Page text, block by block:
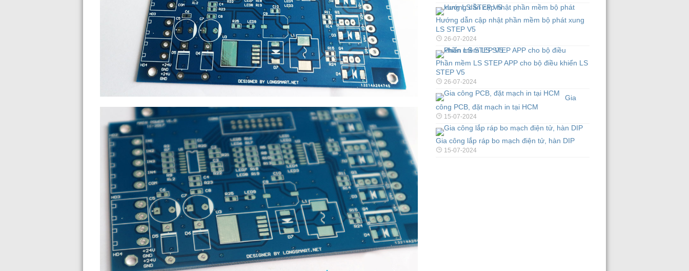
Hướng dẫn cập nhật phần mềm bộ phát xung
LS STEP V5
26-07-2024
Phần mềm LS STEP APP cho bộ điều khiển LS
STEP V5
26-07-2024
Gia
công PCB, đặt mạch in tại HCM
15-07-2024
Gia công lắp ráp bo mạch điện tử, hàn DIP
15-07-2024